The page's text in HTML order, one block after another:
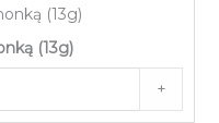
(13g)
+